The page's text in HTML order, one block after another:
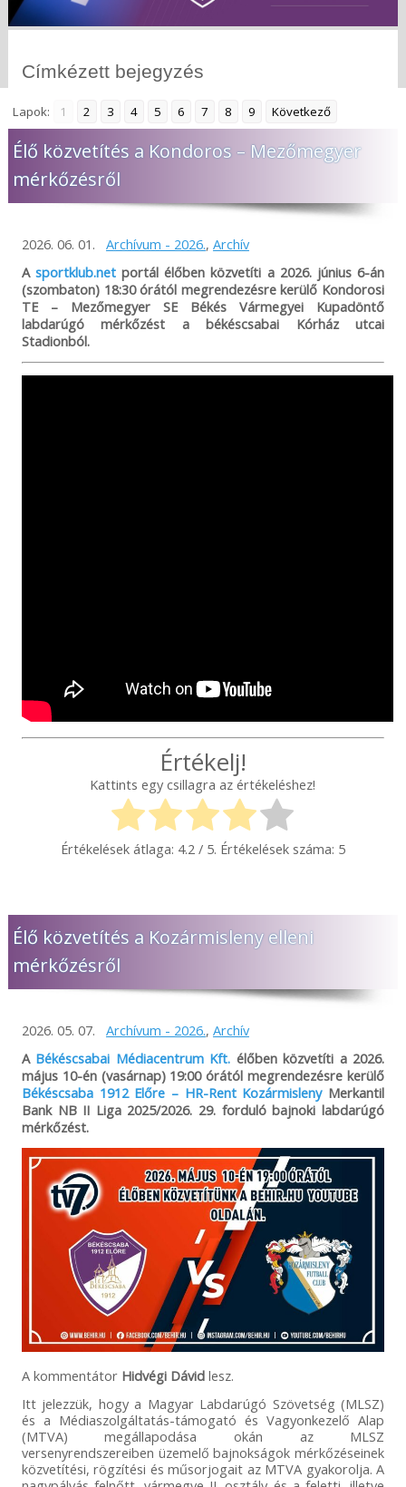
Címkézett bejegyzés
Lapok: 1 2 3 4 5 6 7 8 9 Következő
Élő közvetítés a Kondoros – Mezőmegyer
mérkőzésről
2026. 06. 01. Archívum - 2026., Archív
Asportklub.net portál élőben közvetíti a 2026. június 6-án
(szombaton) 18:30 órától megrendezésre kerülő Kondorosi
TE – Mezőmegyer SE Békés Vármegyei Kupadöntő
labdarúgó mérkőzést a békéscsabai Kórház utcai
Stadionból.
Értékelj!
Kattints egy csillagra az értékeléshez!
Értékelések átlaga: 4.2/ 5. Értékelések száma: 5
Élő közvetítés a Kozármisleny elleni
mérkőzésről
2026. 05. 07. Archívum - 2026., Archív
A Békéscsabai Médiacentrum Kft. élőben közvetíti a 2026.
május 10-én (vasárnap) 19:00 órától megrendezésre kerülő
Békéscsaba 1912 Előre – HR-Rent KozármislenyMerkantil
Bank NB II Liga 2025/2026. 29. forduló bajnoki labdarúgó
mérkőzést.
A kommentátor Hidvégi Dávidlesz.
Itt jelezzük, hogy a Magyar Labdarúgó Szövetség (MLSZ)
és a Médiaszolgáltatás-támogató és Vagyonkezelő Alap
(MTVA) megállapodása okán az MLSZ
versenyrendszereiben üzemelő bajnokságok mérkőzéseinek
közvetítési, rögzítési és műsorjogait az MTVA gyakorolja. A